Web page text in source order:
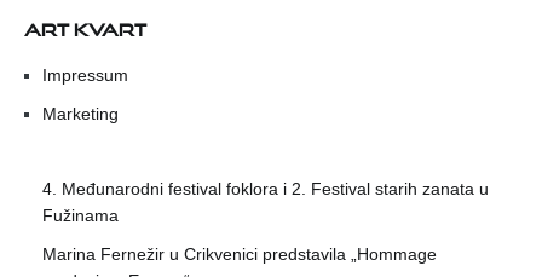
ART KVART
Impressum
Marketing
4. Međunarodni festival foklora i 2. Festival starih zanata u
Fužinama
Marina Fernežir u Crikvenici predstavila „Hommage